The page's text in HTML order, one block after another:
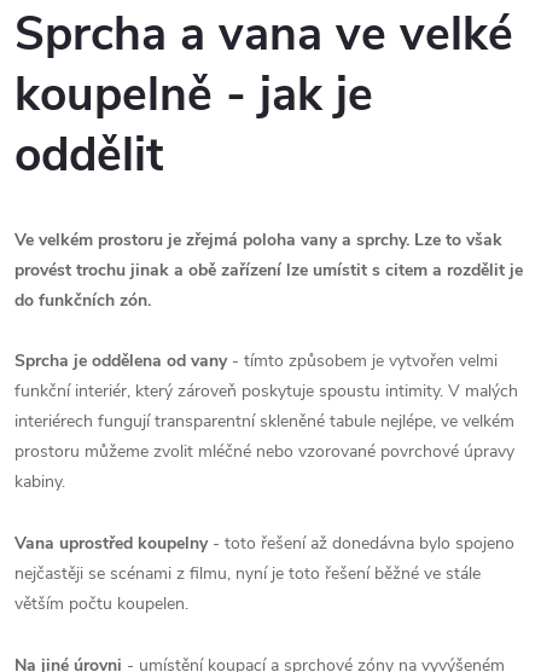
Sprcha a vana ve velké
koupelně - jak je
oddělit
Ve velkém prostoru je zřejmá poloha vany a sprchy. Lze to však
provést trochu jinak a obě zařízení lze umístit s citem a rozdělit je
do funkčních zón.
Sprcha je oddělena od vany- tímto způsobem je vytvořen velmi
funkční interiér, který zároveň poskytuje spoustu intimity. V malých
interiérech fungují transparentní skleněné tabule nejlépe, ve velkém
prostoru můžeme zvolit mléčné nebo vzorované povrchové úpravy
kabiny.
Vana uprostřed koupelny- toto řešení až donedávna bylo spojeno
nejčastěji se scénami z filmu, nyní je toto řešení běžné ve stále
větším počtu koupelen.
Na jiné úrovni - umístění koupací a sprchové zóny na vyvýšeném